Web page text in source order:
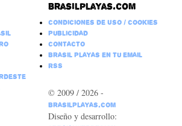
Brasilplayas.com
Condiciones de Uso / Cookies
Publicidad
Contacto
Brasil Playas en tu email
RSS
© 2009 / 2026 -
BrasilPlayas.com
Diseño y desarrollo: